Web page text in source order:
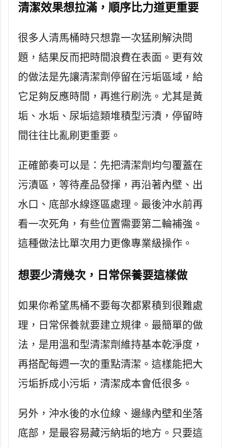
清潔效果想拉滿，順序比力道更重要
很多人清馬桶時只想靠一次猛刷解決問
題，結果反而把時間浪費在表面。更有效
的做法是先讓清潔劑停留在污垢區域，給
它足夠反應時間，再進行刷洗。尤其是黃
垢、水垢、尿垢這類堆積型污漬，停留時
間往往比亂刷更重要。
正確節奏可以是：先把清潔劑均勻覆蓋在
污漬區，等待產品發揮，再沿著內壁、出
水口、底部水線逐區處理。最後沖水前再
看一次死角，有些位置需要第二輪補強。
這種做法比單次用力更像專業級操作。
想要少清幾次，日常保養要這樣做
如果你希望馬桶不要每次都累積到很難處
理，日常保養就要建立規律。最簡單的做
法，是用溫和型清潔劑維持基本乾淨度，
再搭配每週一次的重點清潔。這樣能把大
污垢拆成小污垢，清潔成本會低很多。
另外，沖水後的水位線、邊緣內壁和坐落
底部，是最容易藏污納垢的地方。只要這